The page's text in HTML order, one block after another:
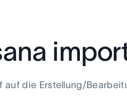
die Erstellung/